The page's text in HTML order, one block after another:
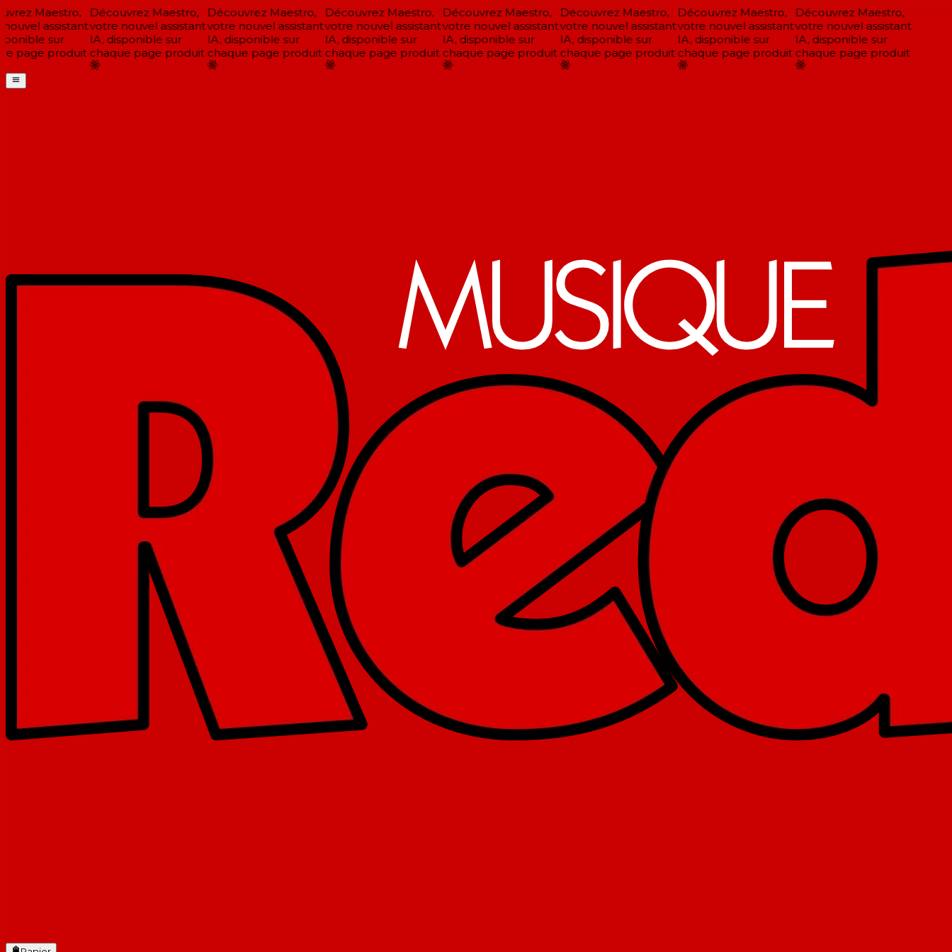
Maestro,
assistant
sur
page produit
Découvrez Maestro,
votre nouvel assistant
IA, disponible sur
chaque page produit
Découvrez Maestro,
votre nouvel assistant
IA, disponible sur
chaque page produit
Découvrez Maestro,
votre nouvel assistant
IA, disponible sur
chaque page produit
Découvrez Maestro,
votre nouvel assistant
IA, disponible sur
chaque page produit
Découvrez Maestro,
votre nouvel assistant
IA, disponible sur
chaque page produit
Découvrez Maestro,
votre nouvel assistant
IA, disponible sur
chaque page produit
Découvrez Maestro,
votre nouvel assistant
IA, disponible sur
chaque page produit